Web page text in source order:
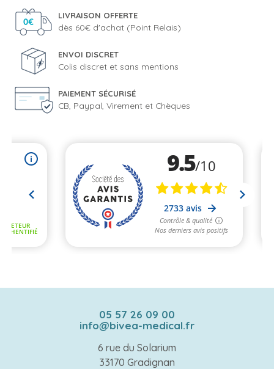
LIVRAISON OFFERTE
dès 60€ d'achat (Point Relais)
ENVOI DISCRET
Colis discret et sans mentions
PAIEMENT SÉCURISÉ
CB, Paypal, Virement et Chèques
05 57 26 09 00
info@bivea-medical.fr
6 rue du Solarium
33170 Gradignan